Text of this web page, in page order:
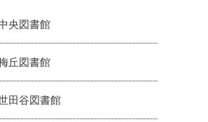
央図書館
丘図書館
田谷図書館